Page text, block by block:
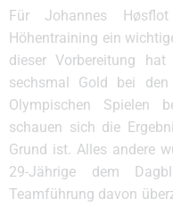
Für Johannes
Höhentraining ein
dieser Vorbereitung
sechsmal Gold bei den
Olympischen Spielen
schauen sich die
Grund ist. Alles andere
29-Jährige dem
Teamführung davon